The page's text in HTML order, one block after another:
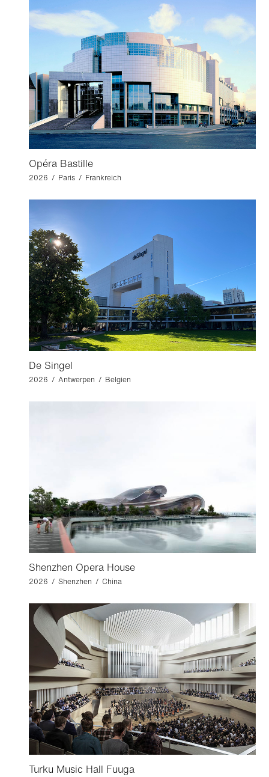
Opéra Bastille
2026 / Paris / Frankreich
De Singel
2026 / Antwerpen / Belgien
Shenzhen Opera House
2026 / Shenzhen / China
Turku Music Hall Fuuga